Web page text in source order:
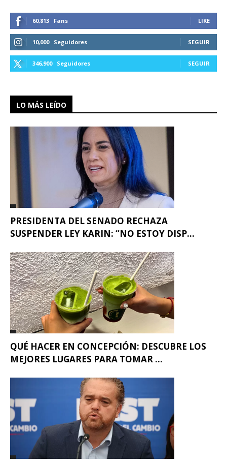
60,813 Fans LIKE
10,000 Seguidores SEGUIR
346,900 Seguidores SEGUIR
LO MÁS LEÍDO
PRESIDENTA DEL SENADO RECHAZA
SUSPENDER LEY KARIN: “NO ESTOY DISP...
QUÉ HACER EN CONCEPCIÓN: DESCUBRE LOS
MEJORES LUGARES PARA TOMAR ...